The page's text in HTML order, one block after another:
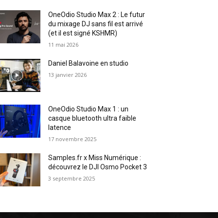
OneOdio Studio Max 2 : Le futur
du mixage DJ sans fil est arrivé
(et il est signé KSHMR)
11 mai 2026
Daniel Balavoine en studio
13 janvier 2026
OneOdio Studio Max 1 : un
casque bluetooth ultra faible
latence
17 novembre 2025
Samples.fr x Miss Numérique :
découvrez le DJI Osmo Pocket 3
3 septembre 2025